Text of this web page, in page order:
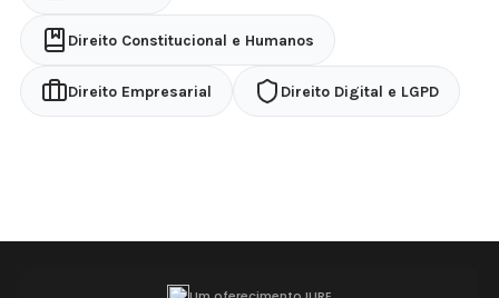
Direito Constitucional e Humanos
Direito Empresarial Direito Digital e LGPD